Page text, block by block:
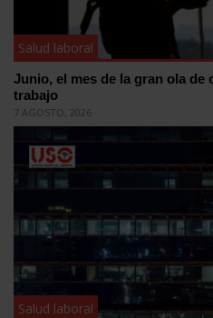
Salud laboral
Junio, el mes de la gran ola de
trabajo
7 AGOSTO, 2026
Salud laboral